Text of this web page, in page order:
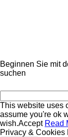
Beginnen Sie mit
suchen
This website uses
assume you're ok
wish.Accept Read
Privacy & Cookies